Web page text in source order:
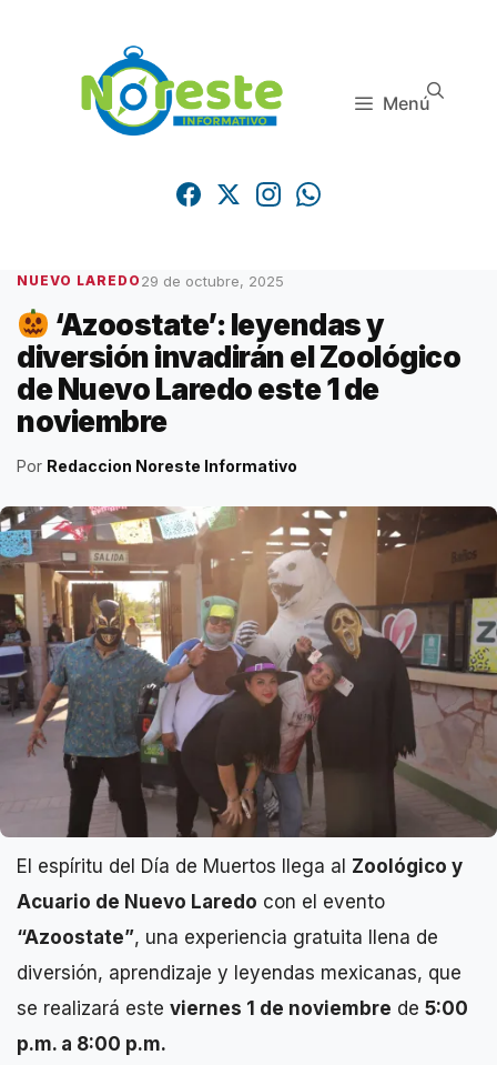
Menú
NUEVO LAREDO 29 de octubre, 2025
‘Azoostate’: leyendas y
diversión invadirán el Zoológico
de Nuevo Laredo este 1 de
noviembre
Por Redaccion Noreste Informativo
El espíritu del Día de Muertos llega al Zoológico y
Acuario de Nuevo Laredo con el evento
“Azoostate”, una experiencia gratuita llena de
diversión, aprendizaje y leyendas mexicanas, que
se realizará este viernes 1 de noviembre de 5:00
p.m. a 8:00 p.m.